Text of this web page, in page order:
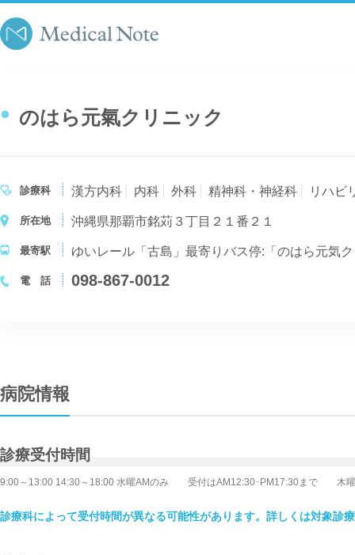
のはら元氣クリニック
診療科 漢方内科 内科 外科 精神科・神経科 リハビ
所在地 沖縄県那覇市銘苅３丁目２１番２１
最寄駅 ゆいレール「古島」最寄りバス停:「のはら元気
電 話 098-867-0012
病院情報
診療受付時間
9:00～13:00 14:30～18:00 水曜AMのみ 受付はAM12:30･PM17:30まで 木
診療科によって受付時間が異なる可能性があります。詳しくは対象診